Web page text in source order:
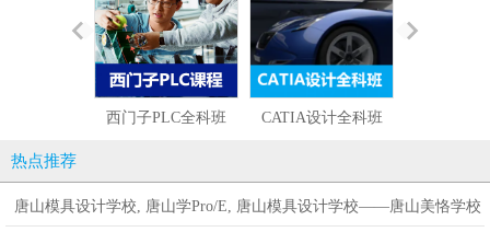
西门子PLC全科班 CATIA设计全科班
热点推荐
唐山模具设计学校, 唐山学Pro/E, 唐山模具设计学校——唐山美恪学校